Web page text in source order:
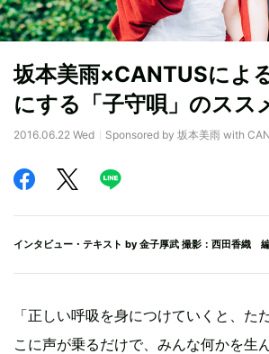
坂本美雨×CANTUSによ
にする「子守唄」のスス
2016.06.22 Wed Sponsored by 坂本美雨 with
インタビュー・テキスト by 金子厚武 撮影：西田香織
「正しい呼吸を身につけていくと、た
こに声が乗るだけで、みんな何かを生